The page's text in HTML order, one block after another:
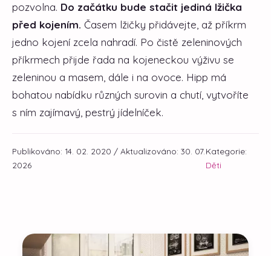
pozvolna. Do začátku bude stačit jediná lžička
před kojením. Časem lžičky přidávejte, až příkrm
jedno kojení zcela nahradí. Po čistě zeleninových
příkrmech přijde řada na kojeneckou výživu se
zeleninou a masem, dále i na ovoce. Hipp má
bohatou nabídku různých surovin a chutí, vytvoříte
s ním zajímavý, pestrý jídelníček.
Publikováno: 14. 02. 2020 / Aktualizováno: 30. 07.
2026
Kategorie:
Děti